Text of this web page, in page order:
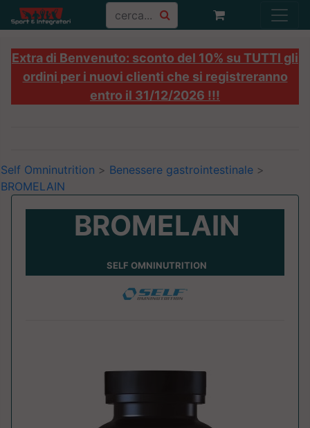
Extra di Benvenuto: sconto del 10% su TUTTI gli
ordini per i nuovi clienti che si registreranno
entro il 31/12/2026 !!!
Self Omninutrition > Benessere gastrointestinale >
BROMELAIN
BROMELAIN
SELF OMNINUTRITION